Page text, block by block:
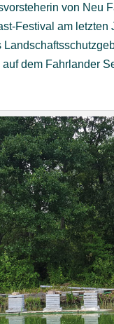
von Neu
Festival am letzten
dem Fahrlander